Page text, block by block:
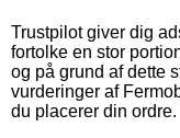
Trustpilot giver dig
fortolke en stor
og på grund af dette
vurderinger af
du placerer din ordre.